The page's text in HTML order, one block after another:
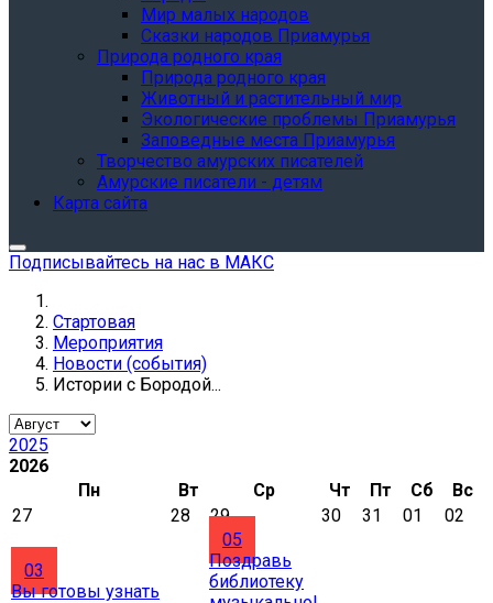
Мир малых народов
Сказки народов Приамурья
Природа родного края
Природа родного края
Животный и растительный мир
Экологические проблемы Приамурья
Заповедные места Приамурья
Творчество амурских писателей
Амурские писатели - детям
Карта сайта
Подписывайтесь на нас в МАКС
Стартовая
Мероприятия
Новости (события)
Истории с Бородой...
2025
2026
Пн
Вт Ср Чт Пт Сб
Вс
27
28 29 30 31 01 02
03
Вы готовы узнать
05
Поздравь
библиотеку